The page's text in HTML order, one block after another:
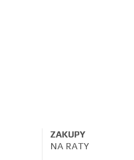
ZAKUPY
NA RATY